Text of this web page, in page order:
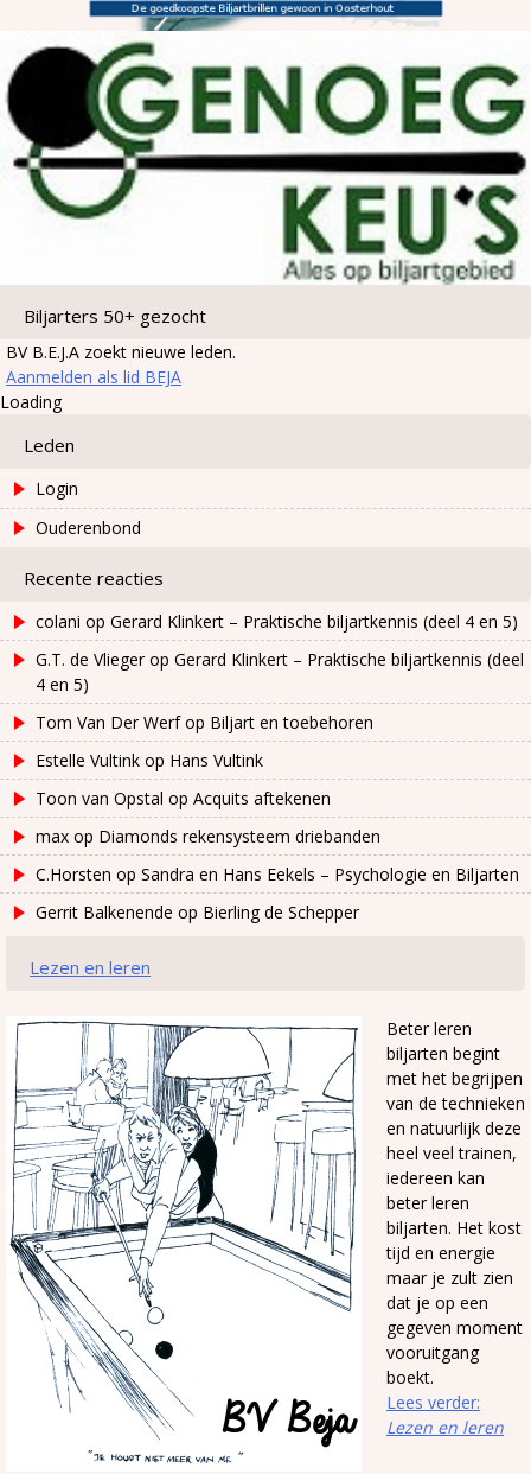
Biljarters 50+ gezocht
BV B.E.J.A zoekt nieuwe leden.
Aanmelden als lid BEJA
Loading
Leden
Login
Ouderenbond
Recente reacties
colani op Gerard Klinkert – Praktische biljartkennis (deel 4 en 5)
G.T. de Vliegerop Gerard Klinkert – Praktische biljartkennis (deel
4 en 5)
Tom Van Der Werfop Biljart en toebehoren
Estelle Vultink op Hans Vultink
Toon van Opstal op Acquits aftekenen
max op Diamonds rekensysteem driebanden
C.Horsten op Sandra en Hans Eekels – Psychologie en Biljarten
Gerrit Balkenende op Bierling de Schepper
Lezen en leren
Beter leren
biljarten begint
met het begrijpen
van de technieken
en natuurlijk deze
heel veel trainen,
iedereen kan
beter leren
biljarten. Het kost
tijd en energie
maar je zult zien
dat je op een
gegeven moment
vooruitgang
boekt.
Lees verder:
Lezen en leren